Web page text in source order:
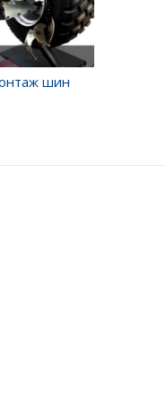
шин